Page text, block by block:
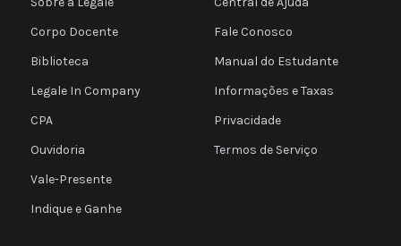
Corpo Docente
Biblioteca
Legale In Company
CPA
Ouvidoria
Vale-Presente
Indique e Ganhe
Fale Conosco
Manual do Estudante
Informações e Taxas
Privacidade
Termos de Serviço